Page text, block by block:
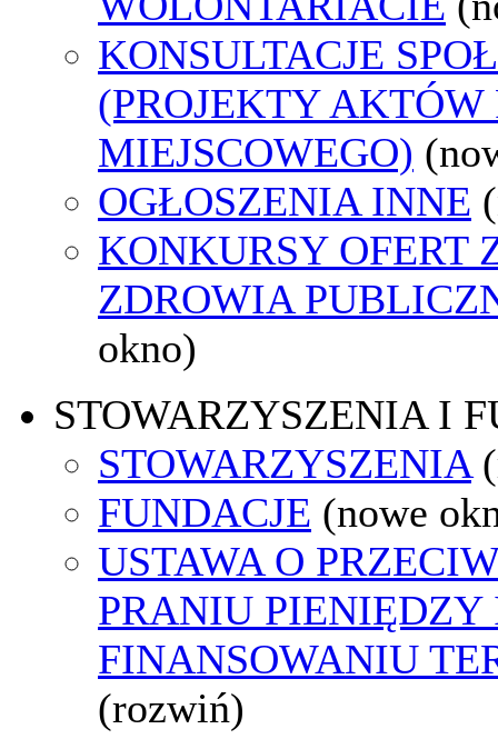
KONSULTACJE
(PROJEKTY AKTÓW
MIEJSCOWEGO)
OGŁOSZENIA INNE
KONKURSY OFERT
ZDROWIA
okno)
STOWARZYSZENIA I
STOWARZYSZENIA
FUNDACJE (nowe
USTAWA O
PRANIU PIENIĘDZY
FINANSOWANIU
(rozwiń)